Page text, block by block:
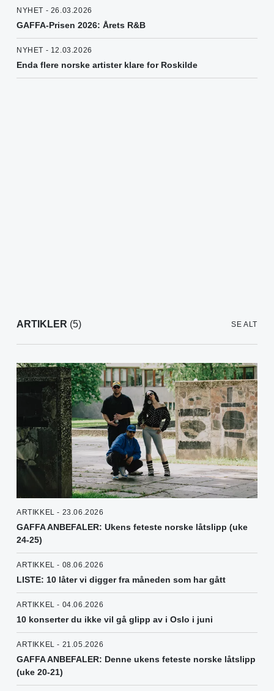
NYHET - 26.03.2026
GAFFA-Prisen 2026: Årets R&B
NYHET - 12.03.2026
Enda flere norske artister klare for Roskilde
ARTIKLER (5) SE ALT
ARTIKKEL - 23.06.2026
GAFFA ANBEFALER: Ukens feteste norske låtslipp (uke
24-25)
ARTIKKEL - 08.06.2026
LISTE: 10 låter vi digger fra måneden som har gått
ARTIKKEL - 04.06.2026
10 konserter du ikke vil gå glipp av i Oslo i juni
ARTIKKEL - 21.05.2026
GAFFA ANBEFALER: Denne ukens feteste norske låtslipp
(uke 20-21)